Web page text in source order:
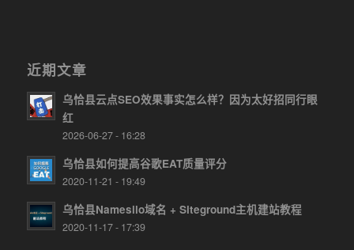
近期文章
乌恰县云点SEO效果事实怎么样？因为太好招同行眼
红
2026-06-27 - 16:28
乌恰县如何提高谷歌EAT质量评分
2020-11-21 - 19:49
乌恰县Namesilo域名 + Siteground主机建站教程
2020-11-17 - 17:39